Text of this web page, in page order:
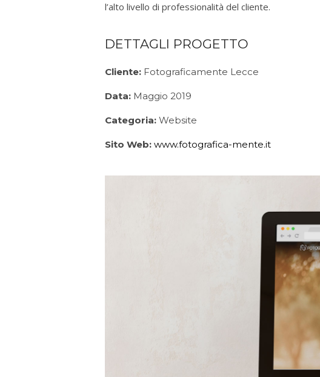
l’alto livello di professionalità del cliente.
DETTAGLI PROGETTO
Cliente: Fotograficamente Lecce
Data: Maggio 2019
Categoria: Website
Sito Web: www.fotografica-mente.it